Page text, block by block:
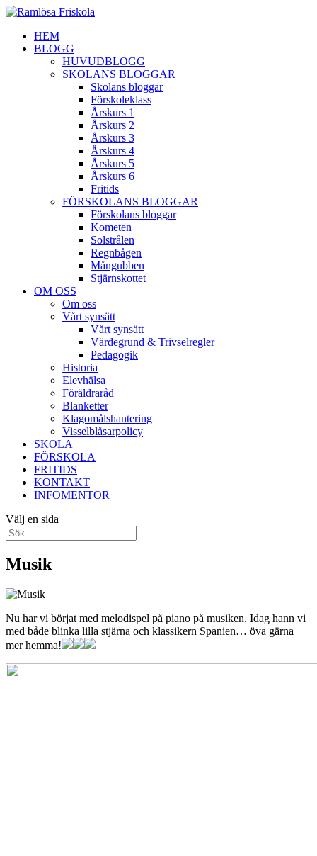
HEM
BLOGG
HUVUDBLOGG
SKOLANS BLOGGAR
Skolans bloggar
Förskoleklass
Årskurs 1
Årskurs 2
Årskurs 3
Årskurs 4
Årskurs 5
Årskurs 6
Fritids
FÖRSKOLANS BLOGGAR
Förskolans bloggar
Kometen
Solstrålen
Regnbågen
Mångubben
Stjärnskottet
OM OSS
Om oss
Vårt synsätt
Vårt synsätt
Värdegrund & Trivselregler
Pedagogik
Historia
Elevhälsa
Föräldraråd
Blanketter
Klagomålshantering
Visselblåsarpolicy
SKOLA
FÖRSKOLA
FRITIDS
KONTAKT
INFOMENTOR
Välj en sida
Musik
Nu har vi börjat med melodispel på piano på musiken. Idag hann vi
med både blinka lilla stjärna och klassikern Spanien… öva gärna
mer hemma!